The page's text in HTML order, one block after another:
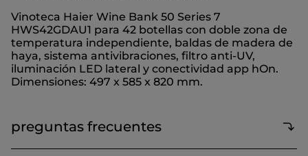
Vinoteca Haier Wine Bank 50 Series 7
HWS42GDAU1 para 42 botellas con doble zona de
temperatura independiente, baldas de madera de
haya, sistema antivibraciones, filtro anti-UV,
iluminación LED lateral y conectividad app hOn.
Dimensiones: 497 x 585 x 820 mm.
preguntas frecuentes